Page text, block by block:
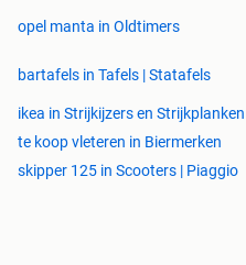
opel manta in Oldtimers
bartafels in Tafels | Statafels
ikea in Strijkijzers en Strijkplanken
te koop vleteren in Biermerken
skipper 125 in Scooters | Piaggio